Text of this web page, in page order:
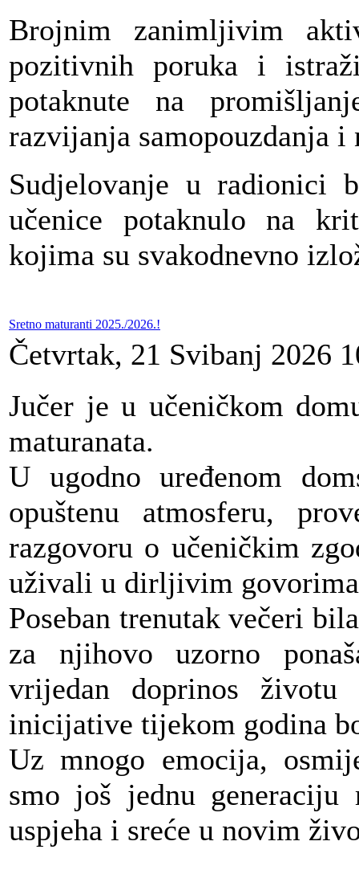
Brojnim zanimljivim
pozitivnih poruka i
potaknute na
razvijanja samopouzdanja
Sudjelovanje u radionici
učenice potaknulo na
kojima su svakodnevno
Sretno maturanti 2025./2026.!
Četvrtak, 21 Svibanj 2026
Jučer je u učeničkom
maturanata.
U ugodno uređenom
opuštenu atmosferu,
razgovoru o učeničkim
uživali u dirljivim
Poseban trenutak večeri
za njihovo uzorno
vrijedan doprinos
inicijative tijekom godina
Uz mnogo emocija,
smo još jednu
uspjeha i sreće u novim